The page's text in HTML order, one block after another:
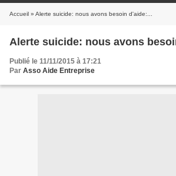
Accueil » Alerte suicide: nous avons besoin d'aide:...
Alerte suicide: nous avons
Publié le 11/11/2015 à 17:21
Par Asso Aide Entreprise